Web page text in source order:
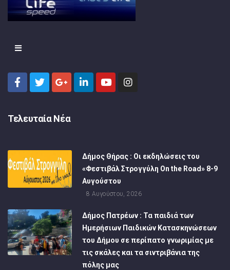
Τελευταία Νέα
Δήμος Θήρας : Οι εκδηλώσεις του
«Φεστιβάλ Στρογγύλη On the Road» 8-9
Αυγούστου
8 Αυγούστου, 2026
Δήμος Πατρέων : Τα παιδιά των
Ημερήσιων Παιδικών Κατασκηνώσεων
του Δήμου σε περίπατο γνωριμίας με
τις σκάλες και τα σιντριβάνια της
πόλης μας